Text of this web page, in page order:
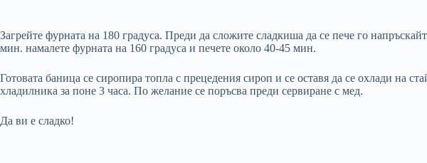
Загрейте фурната на 180 градуса. Преди да сложите сладкиша да се пече го
мин. намалете фурната на 160 градуса и печете около 40-45 мин.
Готовата баница се сиропира топла с прецедения сироп и се оставя да се охлади на
хладилника за поне 3 часа. По желание се поръсва преди сервиране с мед.
Да ви е сладко!